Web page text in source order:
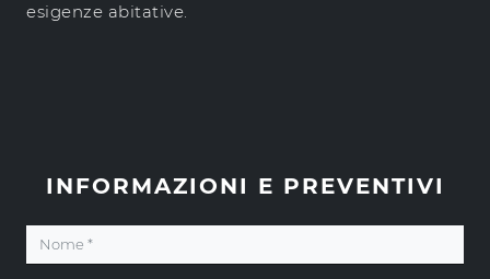
esigenze abitative.
INFORMAZIONI E PREVENTIVI